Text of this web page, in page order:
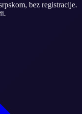
bez registracije.